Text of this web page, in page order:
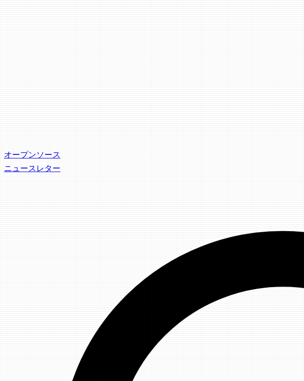
オープンソース
ニュースレター